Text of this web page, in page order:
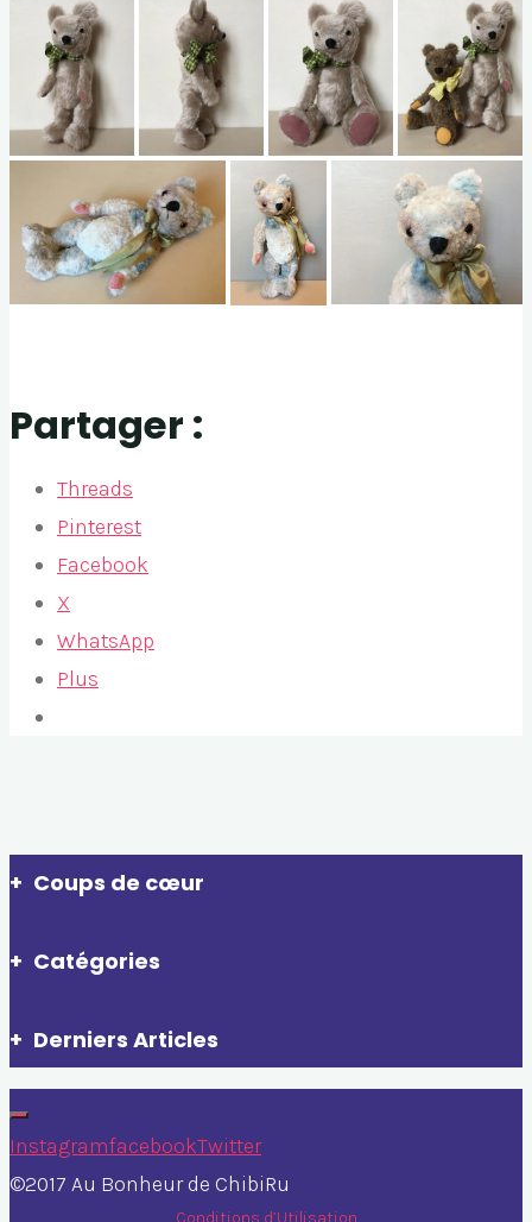
Partager :
Threads
Pinterest
Facebook
X
WhatsApp
Plus
Coups de cœur
Catégories
Derniers Articles
InstagramfacebookTwitter
©2017 Au Bonheur de ChibiRu